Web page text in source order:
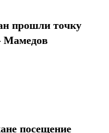
прошли точку
Мамедов
посещение